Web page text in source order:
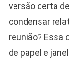
versão certa
condensar
reunião? Essa
de papel e